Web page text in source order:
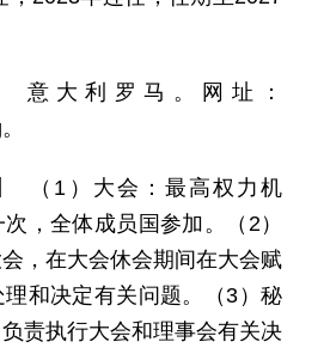
意大利罗马。网址：
（1）大会：最高权力机
，全体成员国参加。（2）
，在大会休会期间在大会赋
和决定有关问题。（3）秘
责执行大会和理事会有关决